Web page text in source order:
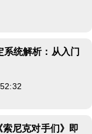
系统解析：从入门
尼克对手们》即